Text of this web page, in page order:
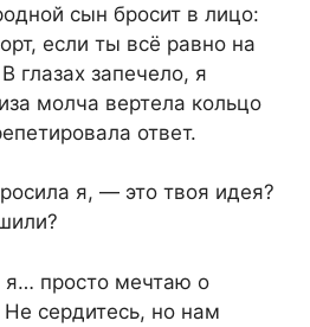
сын бросит в лицо:
если ты всё равно на
глазах запечело, я
молча вертела кольцо
ответ.
я, — это твоя идея?
просто мечтаю о
сердитесь, но нам